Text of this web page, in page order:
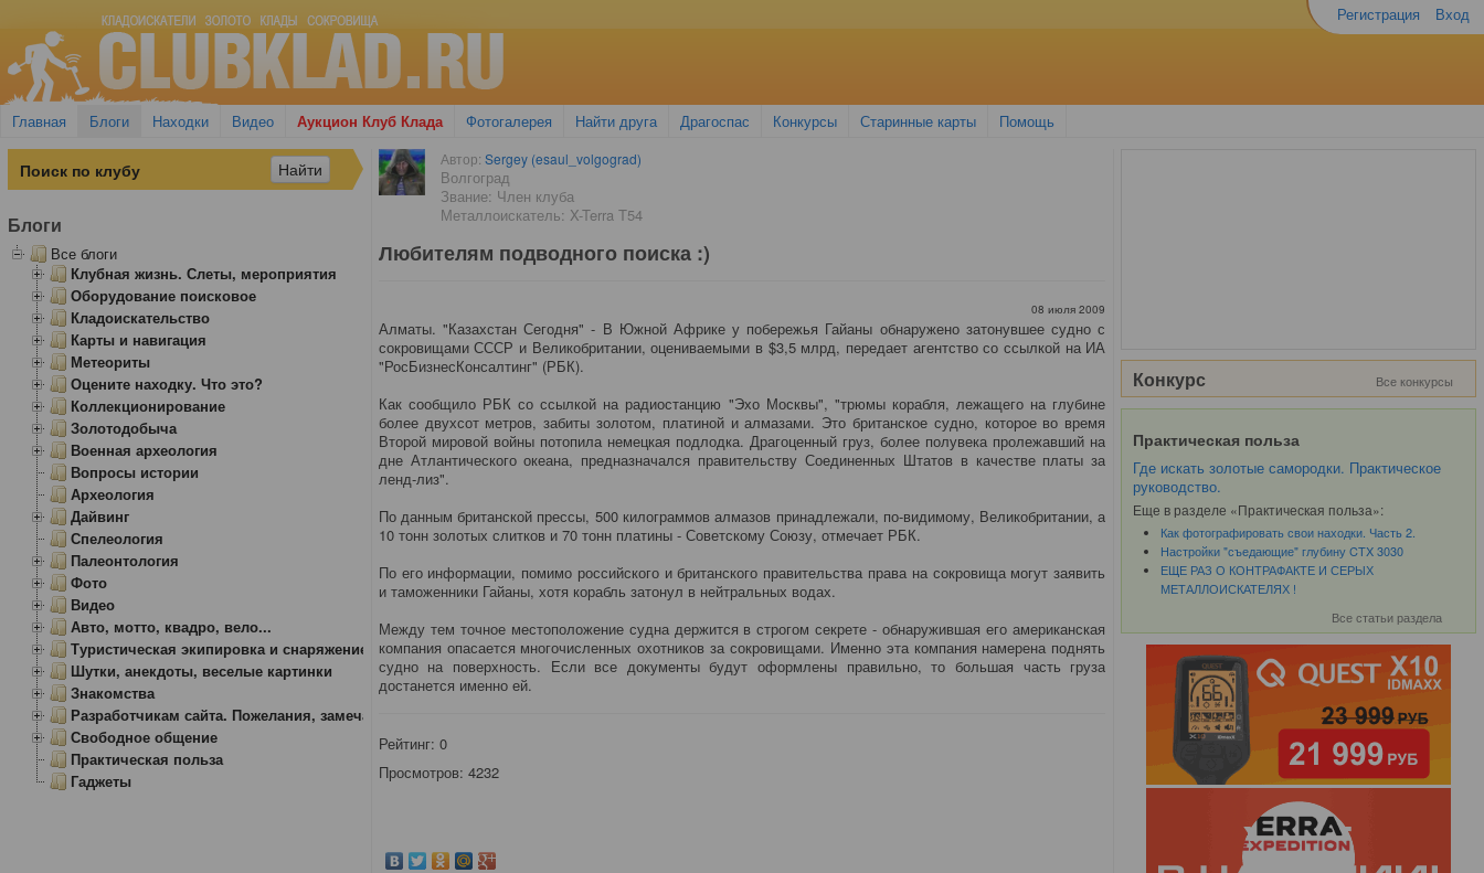
Регистрация Вход
Главная Блоги Находки Видео Аукцион Клуб Клада Фотогалерея Найти друга Драгоспас Конкурсы Старинные карты Помощь
Автор: Sergey (esaul_volgograd)
Волгоград
Звание: Член клуба
Металлоискатель: X-Terra T54
Любителям подводного поиска :)
08 июля 2009
Алматы. "Казахстан Сегодня" - В Южной Африке у побережья Гайаны обнаружено затонувшее судно с
сокровищами СССР и Великобритании, оцениваемыми в $3,5 млрд, передает агентство со ссылкой на ИА
"РосБизнесКонсалтинг" (РБК).
Как сообщило РБК со ссылкой на радиостанцию "Эхо Москвы", "трюмы корабля, лежащего на глубине
более двухсот метров, забиты золотом, платиной и алмазами. Это британское судно, которое во время
Второй мировой войны потопила немецкая подлодка. Драгоценный груз, более полувека пролежавший на
дне Атлантического океана, предназначался правительству Соединенных Штатов в качестве платы за
ленд-лиз".
По данным британской прессы, 500 килограммов алмазов принадлежали, по-видимому, Великобритании, а
10 тонн золотых слитков и 70 тонн платины - Советскому Союзу, отмечает РБК.
По его информации, помимо российского и британского правительства права на сокровища могут заявить
и таможенники Гайаны, хотя корабль затонул в нейтральных водах.
Между тем точное местоположение судна держится в строгом секрете - обнаружившая его американская
компания опасается многочисленных охотников за сокровищами. Именно эта компания намерена поднять
судно на поверхность. Если все документы будут оформлены правильно, то большая часть груза
достанется именно ей.
Рейтинг: 0
Просмотров: 4232
Блоги
Все блоги
Клубная жизнь. Слеты, мероприятия
Оборудование поисковое
Кладоискательство
Карты и навигация
Метеориты
Оцените находку. Что это?
Коллекционирование
Золотодобыча
Военная археология
Вопросы истории
Археология
Дайвинг
Спелеология
Палеонтология
Фото
Видео
Авто, мотто, квадро, вело...
Туристическая экипировка и снаряжение
Шутки, анекдоты, веселые картинки
Знакомства
Разработчикам сайта. Пожелания, замечания.
Свободное общение
Практическая польза
Гаджеты
Конкурс Все конкурсы
Практическая польза
Где искать золотые самородки. Практическое
руководство.
Еще в разделе «Практическая польза»:
Как фотографировать свои находки. Часть 2.
Настройки "съедающие" глубину CTX 3030
ЕЩЕ РАЗ О КОНТРАФАКТЕ И СЕРЫХ
МЕТАЛЛОИСКАТЕЛЯХ !
Все статьи раздела